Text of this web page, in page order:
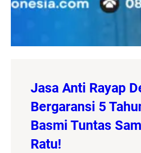
Jasa Anti Rayap
Bergaransi 5
Basmi Tuntas
Ratu!